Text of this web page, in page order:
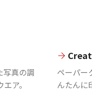
写真の調
ア。
ペーパー
んたんに